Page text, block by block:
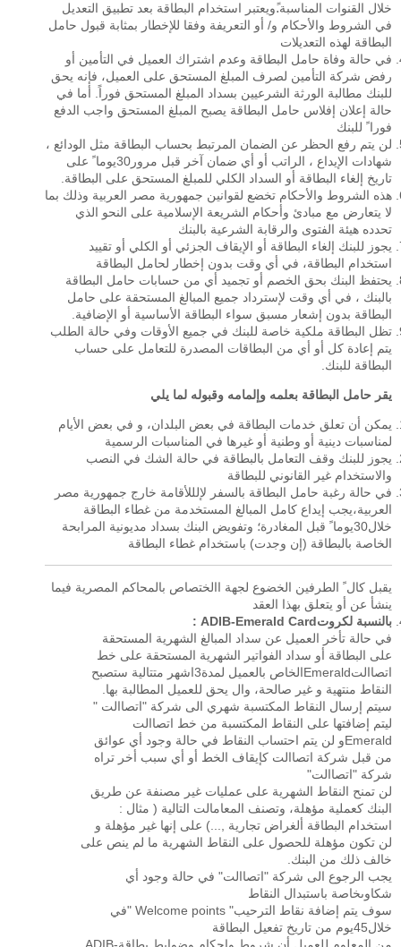
خلال القنوات المناسبة.ًويعتبر استخدام البطاقة بعد تطبيق التعديل
في الشروط والأحكام و/ أو التعريفة وفقا للإخطار بمثابة قبول حامل
البطاقة لهذه التعديلات
في حالة وفاة حامل البطاقة وعدم اشتراك العميل في التأمين أو
رفض شركة التأمين لصرف المبلغ المستحق على العميل، فإنه يحق
للبنك مطالبة الورثة الشرعيين بسداد المبلغ المستحق فوراً. أما في
حالة إعلان إفلاس حامل البطاقة يصبح المبلغ المستحق واجب الدفع
فورا ً للبنك
لن يتم رفع الحظر عن الضمان المرتبط بحساب البطاقة مثل الودائع ،
شهادات الإيداع ، الراتب أو أي ضمان آخر قبل مرور30يوما ً على
تاريخ إلغاء البطاقة أو السداد الكلي للمبلغ المستحق على البطاقة.
هذه الشروط والأحكام تخضع لقوانين جمهورية مصر العربية وذلك بما
لا يتعارض مع مبادئ وأحكام الشريعة الإسلامية على النحو الذي
تحدده هيئة الفتوى والرقابة الشرعية بالبنك
يجوز للبنك إلغاء البطاقة أو الإيقاف الجزئي أو الكلي أو تقييد
استخدام البطاقة، في أي وقت بدون إخطار لحامل البطاقة
يحتفظ البنك بحق الخصم أو تجميد أي من حسابات حامل البطاقة
بالبنك ، في أي وقت لإسترداد جميع المبالغ المستحقة على حامل
البطاقة بدون إشعار مسبق سواء البطاقة الأساسية أو الإضافية.
تظل البطاقة ملكية خاصة للبنك في جميع الأوقات وفي حالة الطلب
يتم إعادة كل أو أي من البطاقات المصدرة للتعامل على حساب
البطاقة للبنك.
يقر حامل البطاقة بعلمه وإلمامه وقبوله لما يلي
يمكن أن تعلق خدمات البطاقة في بعض البلدان، و في بعض الأيام
لمناسبات دينية أو وطنية أو غيرها في المناسبات الرسمية
يجوز للبنك وقف التعامل بالبطاقة في حالة الشك في النصب
والاستخدام غير القانوني للبطاقة
في حالة رغبة حامل البطاقة بالسفر لإلللأقامة خارج جمهورية مصر
العربية،يجب إيداع كامل المبالغ المستخدمة من غطاء البطاقة
خلال30يوما ً قبل المغادرة؛ وتفويض البنك بسداد مديونية المرابحة
الخاصة بالبطاقة (إن وجدت) باستخدام غطاء البطاقة
يقبل كال ً الطرفين الخضوع لجهة االختصاص بالمحاكم المصرية فيما
ينشأ عن أو يتعلق بهذا العقد
بالنسبة لكروتADIB-Emerald Card :
في حالة تأخر العميل عن سداد المبالغ الشهرية المستحقة
على البطاقة أو سداد الفواتير الشهرية المستحقة على خط
اتصاالتEmeraldالخاص بالعميل لمدة3اشهر متتالية ستصبح
النقاط منتهية و غير صالحة، وال يحق للعميل المطالبة بها.
سيتم إرسال النقاط المكتسبة شهري الى شركة "اتصاالت "
ليتم إضافتها على النقاط المكتسبة من خط اتصاالت
Emeraldو لن يتم احتساب النقاط في حالة وجود أي عوائق
من قبل شركة اتصاالت كإيقاف الخط أو أي سبب أخر تراه
شركة "اتصاالت"
لن تمنح النقاط الشهرية على عمليات غير مصنفة عن طريق
البنك كعملية مؤهلة، وتصنف المعامالت التالية ( مثال :
استخدام البطاقة ألغراض تجارية ,...) على إنها غير مؤهلة و
لن تكون مؤهلة للحصول على النقاط الشهرية ما لم ينص على
خالف ذلك من البنك.
يجب الرجوع الى شركة "اتصاالت" في حالة وجود أي
شكاوىخاصة باستبدال النقاط
سوف يتم إضافة نقاط الترحيب" Welcome points "في
خلال45يوم من تاريخ تفعيل البطاقة